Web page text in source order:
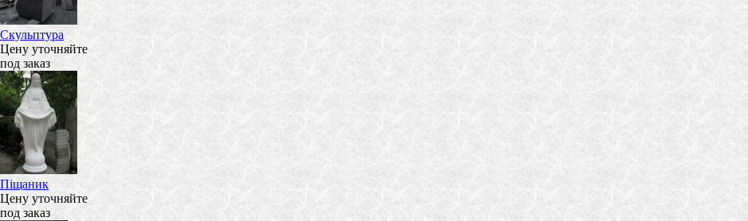
Скульптура
Цену уточняйте
под заказ
Піщаник
Цену уточняйте
под заказ